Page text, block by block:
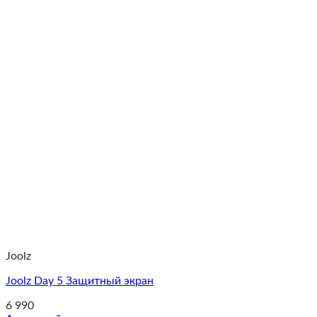
Joolz
Joolz Day 5 Защитный экран
6 990